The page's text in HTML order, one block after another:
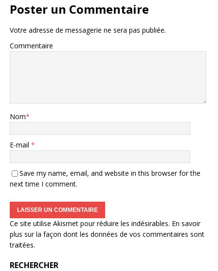
Poster un Commentaire
Votre adresse de messagerie ne sera pas publiée.
Commentaire
Nom*
E-mail *
Save my name, email, and website in this browser for the
next time I comment.
Ce site utilise Akismet pour réduire les indésirables. En savoir
plus sur la façon dont les données de vos commentaires sont
traitées.
RECHERCHER